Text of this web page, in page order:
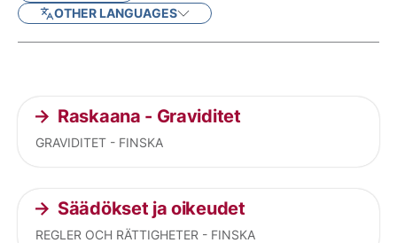
OTHER LANGUAGES
Current articles
Raskaana - Graviditet
GRAVIDITET - FINSKA
Säädökset ja oikeudet
REGLER OCH RÄTTIGHETER - FINSKA